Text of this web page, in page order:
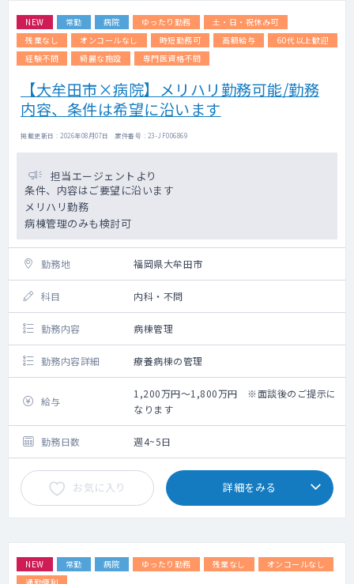
NEW 常勤 病院 ゆったり勤務
土・日・祝休み可
残業なし
オンコールなし 時短勤務可 高額給与
60代以上歓迎
経験不問
綺麗な施設 専門医資格不問
【大牟田市×病院】メリハリ勤務可能/勤務
内容、条件は希望に沿います
掲載更新日 : 2026年08月07日 案件番号 : 23-JF006869
担当エージェントより
条件、内容はご要望に沿います
メリハリ勤務
病棟管理のみも検討可
勤務地 福岡県大牟田市
科目 内科・不問
勤務内容 病棟管理
勤務内容詳細 療養病棟の管理
給与
1,200万円～1,800万円 ※面談後のご提示に
なります
勤務日数 週4~5日
お気に入り 詳細をみる
NEW 常勤 病院 ゆったり勤務 残業なし
オンコールなし
通勤便利